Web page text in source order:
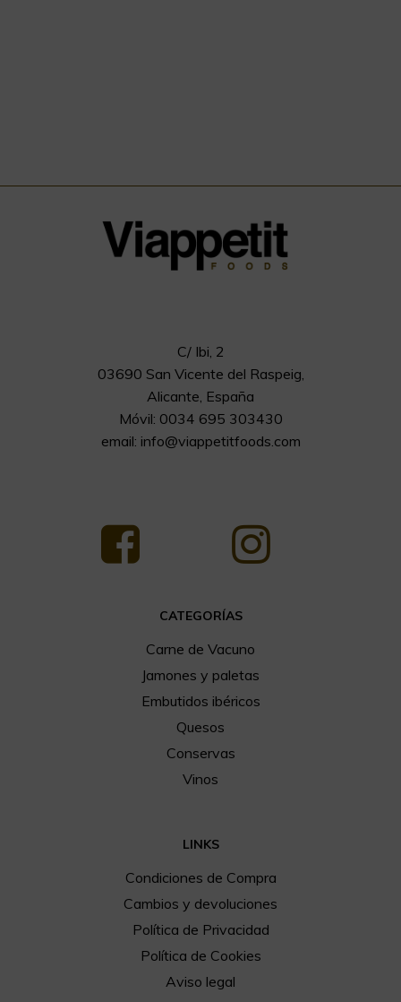
C/ Ibi, 2
03690 San Vicente del Raspeig,
Alicante, España
Móvil: 0034 695 303430
email: info@viappetitfoods.com
CATEGORÍAS
Carne de Vacuno
Jamones y paletas
Embutidos ibéricos
Quesos
Conservas
Vinos
LINKS
Condiciones de Compra
Cambios y devoluciones
Política de Privacidad
Política de Cookies
Aviso legal